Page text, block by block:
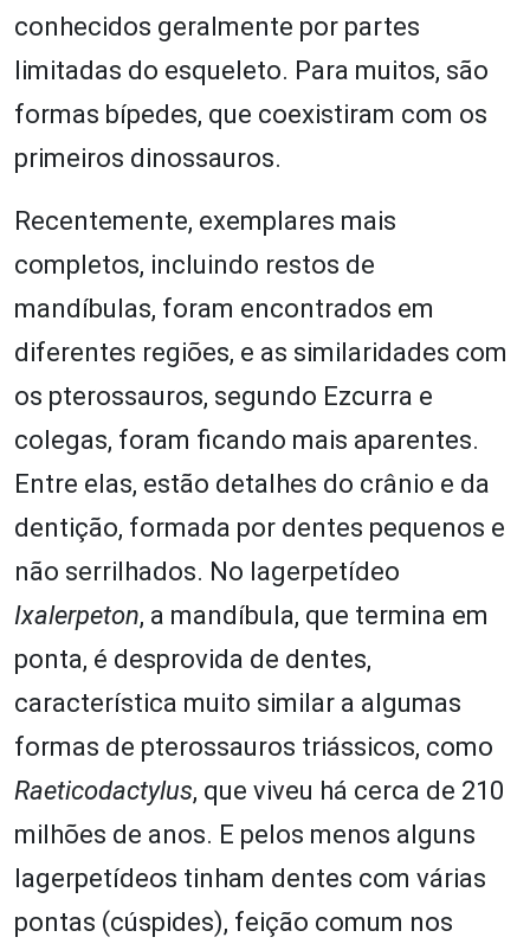
conhecidos geralmente por partes
limitadas do esqueleto. Para muitos, são
formas bípedes, que coexistiram com os
primeiros dinossauros.
Recentemente, exemplares mais
completos, incluindo restos de
mandíbulas, foram encontrados em
diferentes regiões, e as similaridades com
os pterossauros, segundo Ezcurra e
colegas, foram ficando mais aparentes.
Entre elas, estão detalhes do crânio e da
dentição, formada por dentes pequenos e
não serrilhados. No lagerpetídeo
Ixalerpeton, a mandíbula, que termina em
ponta, é desprovida de dentes,
característica muito similar a algumas
formas de pterossauros triássicos, como
Raeticodactylus, que viveu há cerca de 210
milhões de anos. E pelos menos alguns
lagerpetídeos tinham dentes com várias
pontas (cúspides), feição comum nos